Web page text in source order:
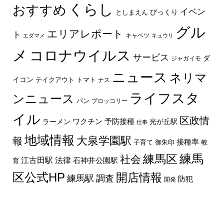
おすすめ くらし としまえん びっくり イベン
ト エダマメ エリアレポート キャベツ キュウリ
グル
メ コロナウイルス サービス ジャガイモ ダ
イコン テイクアウト トマト ナス ニュース ネリマ
ンニュース パン ブロッコリー ライフスタ
イル ラーメン ワクチン 予防接種 仕事 光が丘駅 区政情
報 地域情報 大泉学園駅 子育て 御朱印 接種率 教
育 江古田駅 法律 石神井公園駅 社会 練馬区練馬
区公式HP 練馬駅 調査 開店情報 開発 防犯